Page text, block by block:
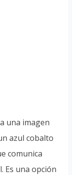
una imagen
azul cobalto
comunica
Es una opción